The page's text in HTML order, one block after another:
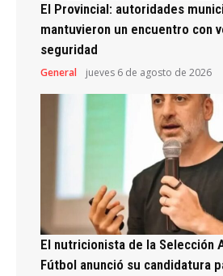
El Provincial: autoridades
mantuvieron un encuentro con
seguridad
General jueves 6 de agosto de 2026
El nutricionista de la Selección
Fútbol anunció su candidatura